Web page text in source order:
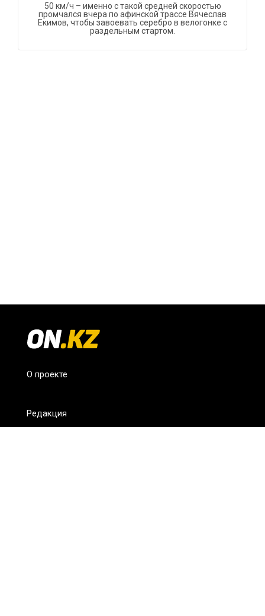
50 км/ч – именно с такой средней скоростью
промчался вчера по афинской трассе Вячеслав
Екимов, чтобы завоевать серебро в велогонке с
раздельным стартом.
О проекте
Редакция